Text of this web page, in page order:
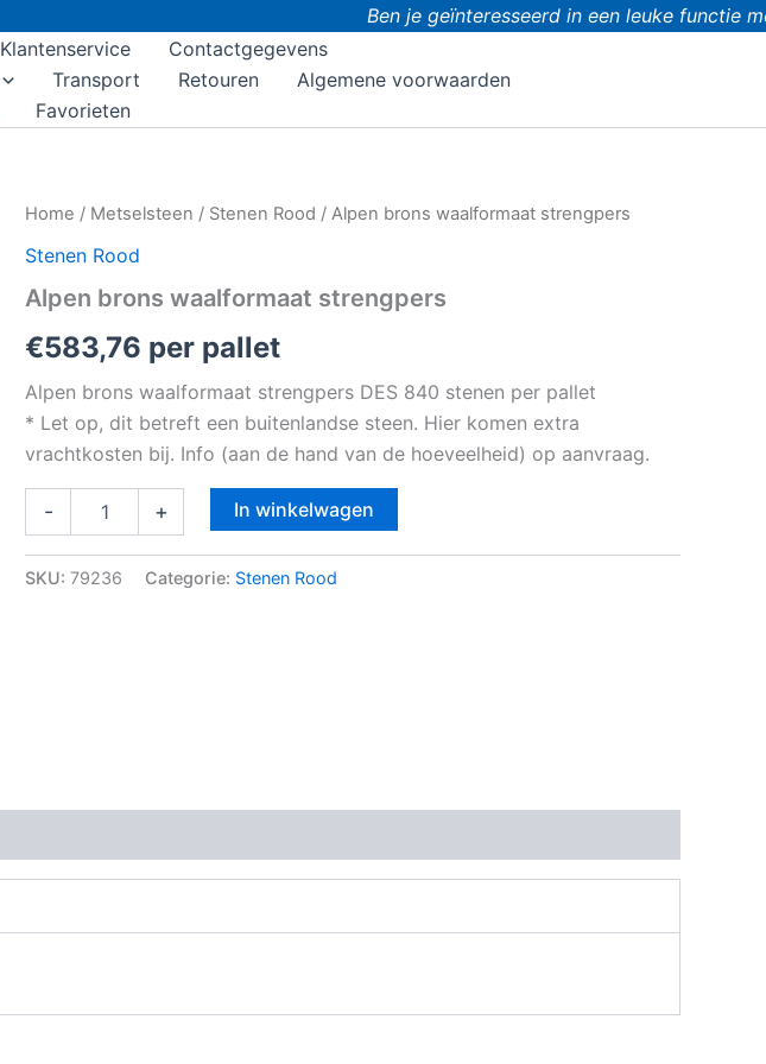
Ben je geïnteresseerd in een leuke functie
Klantenservice
Contactgegevens
Transport Retouren
Algemene voorwaarden
Favorieten
Home / Metselsteen / Stenen Rood / Alpen brons waalformaat strengpers
Stenen Rood
Alpen brons waalformaat strengpers
€583,76 per pallet
Alpen brons waalformaat strengpers DES 840 stenen per pallet
* Let op, dit betreft een buitenlandse steen. Hier komen extra
vrachtkosten bij. Info (aan de hand van de hoeveelheid) op aanvraag.
-
Alpen
waalformaat
aantal
+ In winkelwagen
SKU: 79236 Categorie: Stenen Rood